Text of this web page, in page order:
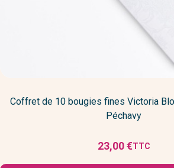
Coffret de 10 bougies fines Victoria
Péchavy
Prix
23,00 €TTC